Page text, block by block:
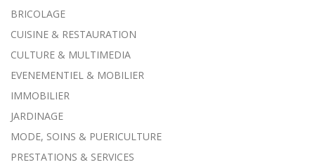
BRICOLAGE
CUISINE & RESTAURATION
CULTURE & MULTIMEDIA
EVENEMENTIEL & MOBILIER
IMMOBILIER
JARDINAGE
MODE, SOINS & PUERICULTURE
PRESTATIONS & SERVICES